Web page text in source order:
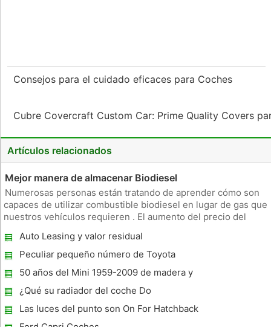
Consejos para el cuidado eficaces para Coches
Cubre Covercraft Custom Car: Prime Quality Covers
Artículos relacionados
Mejor manera de almacenar Biodiesel
Numerosas personas están tratando de aprender cómo son
capaces de utilizar combustible biodiesel en lugar de gas que
nuestros vehículos requieren . El aumento del precio del
cosas y están buscando desesperadamente de ahorrar
dinero. Otras
Auto Leasing y valor residual
Peculiar pequeño número de Toyota
50 años del Mini 1959-2009 de madera y
Pickett para lanzar nuevos coches .
¿Qué su radiador del coche Do
Las luces del punto son On For Hatchback
C30 de Volvo